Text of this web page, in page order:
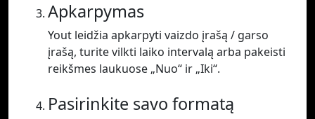
Apkarpymas
Yout leidžia apkarpyti vaizdo įrašą / garso
įrašą, turite vilkti laiko intervalą arba pakeisti
reikšmes laukuose „Nuo“ ir „Iki“.
Pasirinkite savo formatą